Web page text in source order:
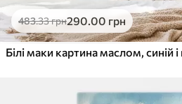
483.33грн290.00 грн